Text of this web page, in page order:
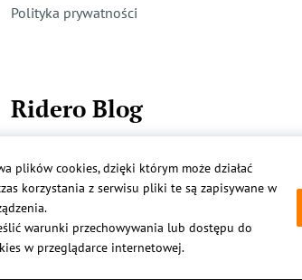
Polityka prywatności
Ridero Blog
Więcej
plików cookies, dzięki którym może działać
korzystania z serwisu pliki te są zapisywane w
warunki przechowywania lub dostępu do
w przeglądarce internetowej.